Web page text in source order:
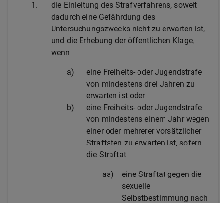
1.
die Einleitung des Strafverfahrens, soweit
dadurch eine Gefährdung des
Untersuchungszwecks nicht zu erwarten ist,
und die Erhebung der öffentlichen Klage,
wenn
a)
eine Freiheits- oder Jugendstrafe
von mindestens drei Jahren zu
erwarten ist oder
b)
eine Freiheits- oder Jugendstrafe
von mindestens einem Jahr wegen
einer oder mehrerer vorsätzlicher
Straftaten zu erwarten ist, sofern
die Straftat
aa)
eine Straftat gegen die
sexuelle
Selbstbestimmung nach